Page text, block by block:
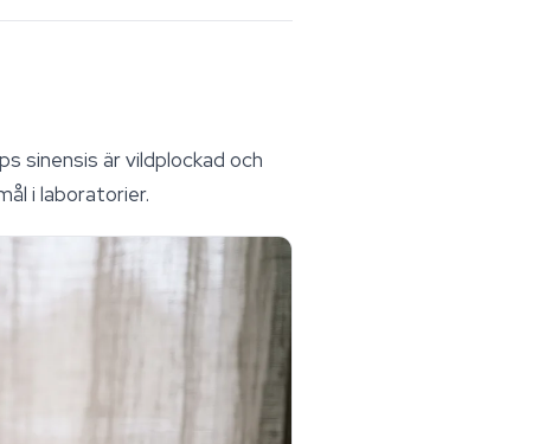
sinensis är vildplockad och
i laboratorier.